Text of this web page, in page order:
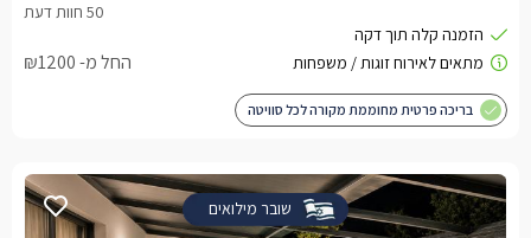
החל מ- ₪1200
בריכה פרטית מחוממת מקורה לכל סוויטה
שובר מילואים